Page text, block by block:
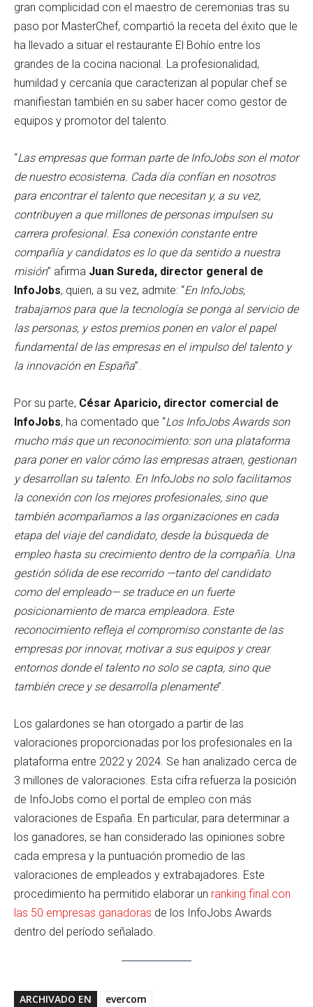
gran complicidad con el maestro de ceremonias tras su
paso por MasterChef, compartió la receta del éxito que le
ha llevado a situar el restaurante El Bohío entre los
grandes de la cocina nacional. La profesionalidad,
humildad y cercanía que caracterizan al popular chef se
manifiestan también en su saber hacer como gestor de
equipos y promotor del talento.
“Las empresas que forman parte de InfoJobs son el motor
de nuestro ecosistema. Cada día confían en nosotros
para encontrar el talento que necesitan y, a su vez,
contribuyen a que millones de personas impulsen su
carrera profesional. Esa conexión constante entre
compañía y candidatos es lo que da sentido a nuestra
misión” afirma Juan Sureda, director general de
InfoJobs, quien, a su vez, admite: “En InfoJobs,
trabajamos para que la tecnología se ponga al servicio de
las personas, y estos premios ponen en valor el papel
fundamental de las empresas en el impulso del talento y
la innovación en España”.
Por su parte, César Aparicio, director comercial de
InfoJobs, ha comentado que “Los InfoJobs Awards son
mucho más que un reconocimiento: son una plataforma
para poner en valor cómo las empresas atraen, gestionan
y desarrollan su talento. En InfoJobs no solo facilitamos
la conexión con los mejores profesionales, sino que
también acompañamos a las organizaciones en cada
etapa del viaje del candidato, desde la búsqueda de
empleo hasta su crecimiento dentro de la compañía. Una
gestión sólida de ese recorrido —tanto del candidato
como del empleado— se traduce en un fuerte
posicionamiento de marca empleadora. Este
reconocimiento refleja el compromiso constante de las
empresas por innovar, motivar a sus equipos y crear
entornos donde el talento no solo se capta, sino que
también crece y se desarrolla plenamente”.
Los galardones se han otorgado a partir de las
valoraciones proporcionadas por los profesionales en la
plataforma entre 2022 y 2024. Se han analizado cerca de
3 millones de valoraciones. Esta cifra refuerza la posición
de InfoJobs como el portal de empleo con más
valoraciones de España. En particular, para determinar a
los ganadores, se han considerado las opiniones sobre
cada empresa y la puntuación promedio de las
valoraciones de empleados y extrabajadores. Este
procedimiento ha permitido elaborar un ranking final con
las 50 empresas ganadoras de los InfoJobs Awards
dentro del período señalado.
ARCHIVADO EN evercom